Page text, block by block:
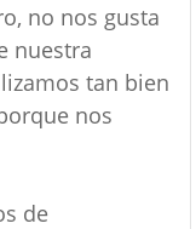
no nos gusta
nuestra
tan bien
nos
de